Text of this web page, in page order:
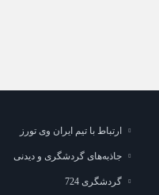
ارتباط با تیم ایران وی تورز
جاذبه‌های گردشگری و دیدنی
گردشگری 724